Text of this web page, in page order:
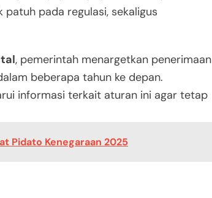
pada regulasi, sekaligus
, pemerintah menargetkan penerimaan
beberapa tahun ke depan.
informasi terkait aturan ini agar tetap
Pidato Kenegaraan 2025